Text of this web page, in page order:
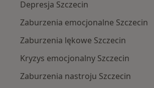
Depresja Szczecin
Zaburzenia emocjonalne Szczecin
Zaburzenia lękowe Szczecin
Kryzys emocjonalny Szczecin
Zaburzenia nastroju Szczecin